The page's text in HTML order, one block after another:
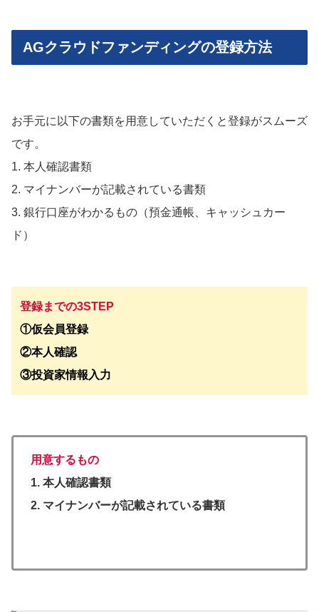
AGクラウドファンディングの登録方法
お手元に以下の書類を用意していただくと登録がスムーズ
です。
1. 本人確認書類
2. マイナンバーが記載されている書類
3. 銀行口座がわかるもの（預金通帳、キャッシュカー
ド）
登録までの3STEP
①仮会員登録
②本人確認
③投資家情報入力
用意するもの
1. 本人確認書類
2. マイナンバーが記載されている書類